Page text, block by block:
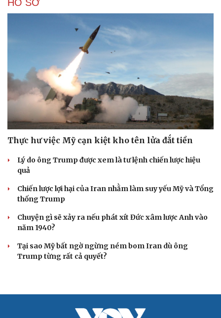
HỒ SƠ
Thực hư việc Mỹ cạn kiệt kho tên lửa đắt tiền
Lý do ông Trump được xem là tư lệnh chiến lược hiệu
quả
Chiến lược lợi hại của Iran nhằm làm suy yếu Mỹ và Tổng
thống Trump
Chuyện gì sẽ xảy ra nếu phát xít Đức xâm lược Anh vào
năm 1940?
Tại sao Mỹ bất ngờ ngừng ném bom Iran dù ông
Trump từng rất cả quyết?